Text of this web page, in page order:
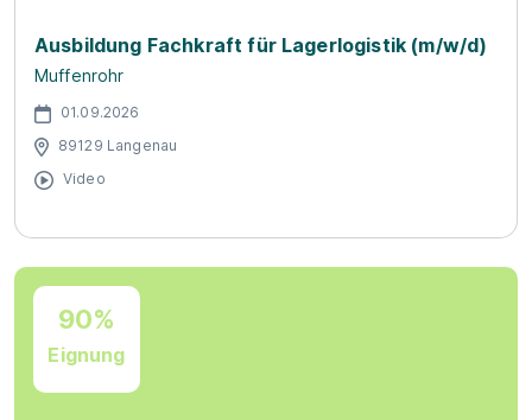
Ausbildung Fachkraft für Lagerlogistik (m/w/d)
Muffenrohr
01.09.2026
89129 Langenau
Video
90%
Eignung